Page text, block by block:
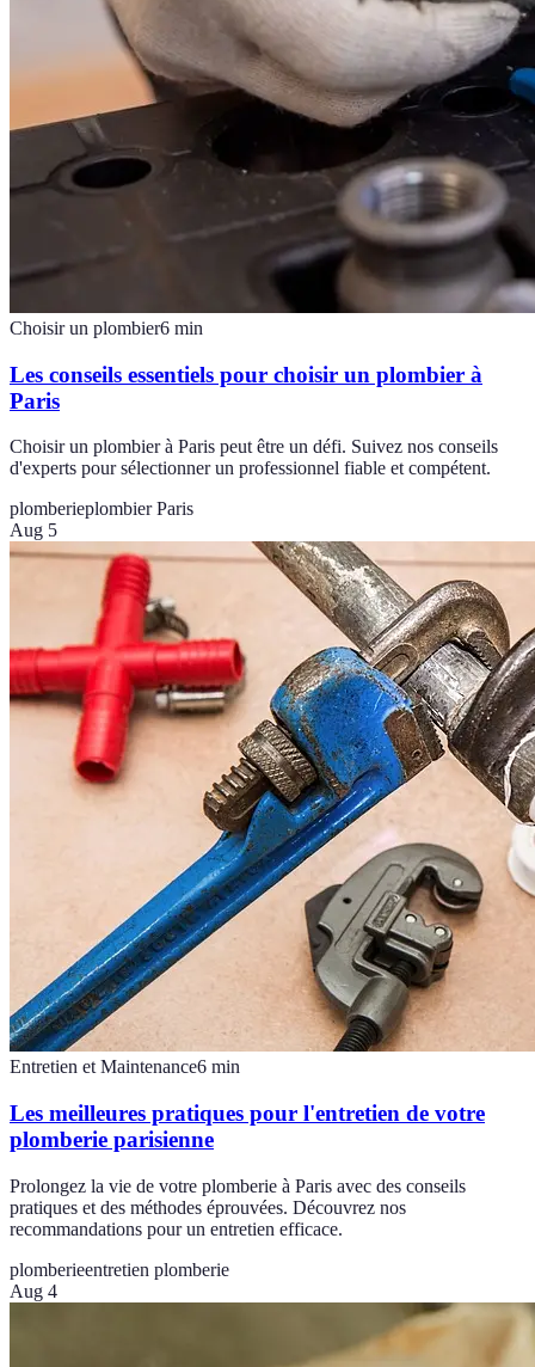
Choisir un plombier6 min
Les conseils essentiels pour choisir un plombier à
Paris
Choisir un plombier à Paris peut être un défi. Suivez nos conseils
d'experts pour sélectionner un professionnel fiable et compétent.
plomberieplombier Paris
Aug 5
Entretien et Maintenance6 min
Les meilleures pratiques pour l'entretien de votre
plomberie parisienne
Prolongez la vie de votre plomberie à Paris avec des conseils
pratiques et des méthodes éprouvées. Découvrez nos
recommandations pour un entretien efficace.
plomberieentretien plomberie
Aug 4